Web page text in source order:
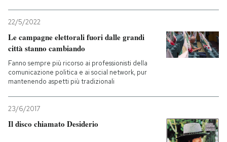
22/5/2022
Le campagne elettorali fuori dalle grandi
città stanno cambiando
Fanno sempre più ricorso ai professionisti della
comunicazione politica e ai social network, pur
mantenendo aspetti più tradizionali
23/6/2017
Il disco chiamato Desiderio